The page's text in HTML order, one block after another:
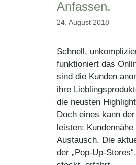
Anfassen.
24. August 2018
Schnell,
funktioniert das
sind die Kunden
ihre
die neusten
Doch eines kann
leisten:
Austausch. Die
der „Pop-Up-